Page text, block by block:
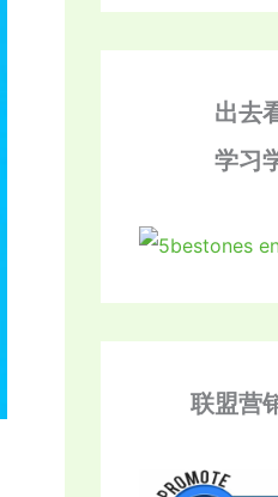
：
出去
学习
联盟营